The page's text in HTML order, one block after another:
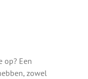
op? Een
zowel